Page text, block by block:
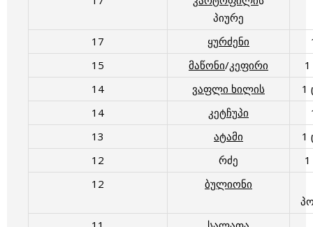
პიურე
17 ყურძენი
15
მაწონი/კეფირი
14
ვაფლი ხილის
1
14
კეტჩუპი
13
ატამი
1
12
რძე
12
ბულიონი